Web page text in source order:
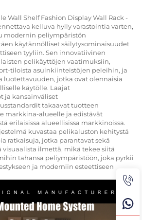
Wall Shelf Fashion Display Wall Rack -
kelluva hylly varastointia varten,
modernin peliympäristön
käytännölliset säilytysominaisuudet
tyyliin. Sen innovatiivinen
pelikäyttöjen vaatimuksiin,
tiloista asuinkiinteistöjen peleihin, ja
luotettavuuden, jotka ovat olennaisia
käytölle. Laajat
ja kansainväliset
takaavat tuotteen
markkina-alueelle ja edistävät
erilaisissa alueellisissa markkinoissa.
kuvastaa pelikaluston kehitystä
ratkaisuja, jotka parantavat sekä
ilmettä, mikä tekee siitä
tahansa peliympäristöön, joka pyrkii
ja moderniin esteettiseen